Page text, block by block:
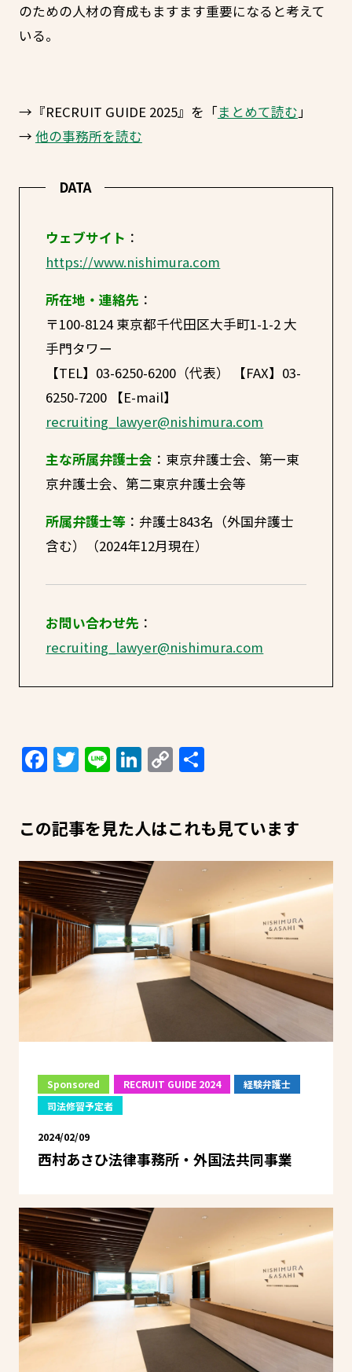
のための人材の育成もますます重要になると考えて
いる。
→『RECRUIT GUIDE 2025』を「まとめて読む」
→ 他の事務所を読む
DATA
ウェブサイト ：
https://www.nishimura.com
所在地・連絡先 ：
〒100-8124 東京都千代田区大手町1-1-2 大
手門タワー
【TEL】03-6250-6200（代表） 【FAX】03-
6250-7200 【E-mail】
recruiting_lawyer@nishimura.com
主な所属弁護士会 ：東京弁護士会、第一東
京弁護士会、第二東京弁護士会等
所属弁護士等 ：弁護士843名（外国弁護士
含む）（2024年12月現在）
お問い合わせ先 ：
recruiting_lawyer@nishimura.com
Facebook
Twitter
LineLinkedIn
Copy
Link
共
この記事を見た人はこれも見ています
Sponsored RECRUIT GUIDE 2024
経験弁護士
司法修習予定者
2024/02/09
西村あさひ法律事務所・外国法共同事業